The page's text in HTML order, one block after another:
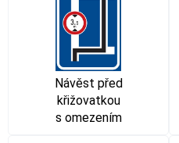
Návěst před
křižovatkou
s omezením